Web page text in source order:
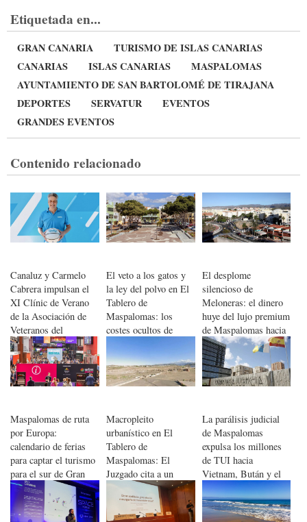
Etiquetada en...
GRAN CANARIA
TURISMO DE ISLAS CANARIAS
CANARIAS
ISLAS CANARIAS
MASPALOMAS
AYUNTAMIENTO DE SAN BARTOLOMÉ DE TIRAJANA
DEPORTES
SERVATUR
EVENTOS
GRANDES EVENTOS
Contenido relacionado
Canaluz y Carmelo
Cabrera impulsan el
XI Clínic de Verano
de la Asociación de
Veteranos del
Baloncesto de Gran
Canaria
El veto a los gatos y
la ley del polvo en El
Tablero de
Maspalomas: los
costes ocultos de
curar la emergencia
habitacional en el sur
El desplome
silencioso de
Meloneras: el dinero
huye del lujo premium
de Maspalomas hacia
el ladrillo obrero de
San Fernando
Maspalomas de ruta
por Europa:
calendario de ferias
para captar el turismo
para el sur de Gran
Canaria
Macropleito
urbanístico en El
Tablero de
Maspalomas: El
Juzgado cita a un
centenar de
propietarios en
Sonnenland
La parálisis judicial
de Maspalomas
expulsa los millones
de TUI hacia
Vietnam, Bután y el
Mediterráneo oriental